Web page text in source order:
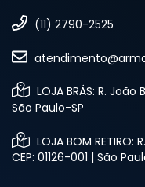
(11) 2790-2525
LOJA BRÁS: R.
São Paulo-SP
LOJA BOM
CEP: 01126-001 | São